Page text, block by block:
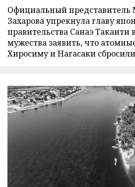
Официальный
Захарова упрекнула главу
правительства Санаэ Такаити
мужества заявить, что
Хиросиму и Нагасаки